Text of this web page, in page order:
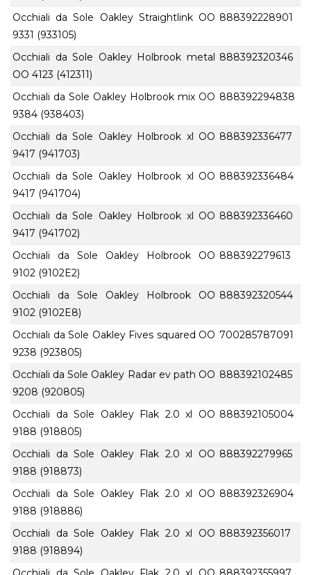
Occhiali da Sole Oakley Straightlink OO
9331 (933105)
888392228901
Occhiali da Sole Oakley Holbrook metal
OO 4123 (412311)
888392320346
Occhiali da Sole Oakley Holbrook mix OO
9384 (938403)
888392294838
Occhiali da Sole Oakley Holbrook xl OO
9417 (941703)
888392336477
Occhiali da Sole Oakley Holbrook xl OO
9417 (941704)
888392336484
Occhiali da Sole Oakley Holbrook xl OO
9417 (941702)
888392336460
Occhiali da Sole Oakley Holbrook OO
9102 (9102E2)
888392279613
Occhiali da Sole Oakley Holbrook OO
9102 (9102E8)
888392320544
Occhiali da Sole Oakley Fives squared OO
9238 (923805)
700285787091
Occhiali da Sole Oakley Radar ev path OO
9208 (920805)
888392102485
Occhiali da Sole Oakley Flak 2.0 xl OO
9188 (918805)
888392105004
Occhiali da Sole Oakley Flak 2.0 xl OO
9188 (918873)
888392279965
Occhiali da Sole Oakley Flak 2.0 xl OO
9188 (918886)
888392326904
Occhiali da Sole Oakley Flak 2.0 xl OO
9188 (918894)
888392356017